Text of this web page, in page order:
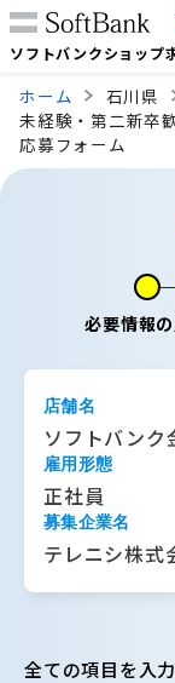
ソフトバンクショップ
ホーム 石川県
未経験・第二新卒
応募フォーム
必要情報
店舗名
ソフトバンク
雇用形態
正社員
募集企業名
テレニシ株式
全ての項目を入